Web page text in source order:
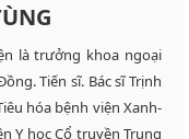
là trưởng khoa ngoại
Tiến sĩ. Bác sĩ Trịnh
hóa bệnh viện Xanh-
Y học Cổ truyền Trung